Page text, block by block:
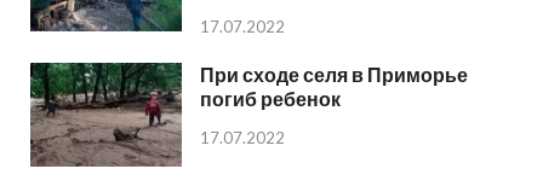
17.07.2022
При сходе селя в Приморье
погиб ребенок
17.07.2022